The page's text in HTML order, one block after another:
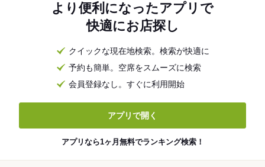
より便利になったアプリで
快適にお店探し
クイックな現在地検索。検索が快適に
予約も簡単。空席をスムーズに検索
会員登録なし。すぐに利用開始
アプリで開く
アプリなら1ヶ月無料でランキング検索！